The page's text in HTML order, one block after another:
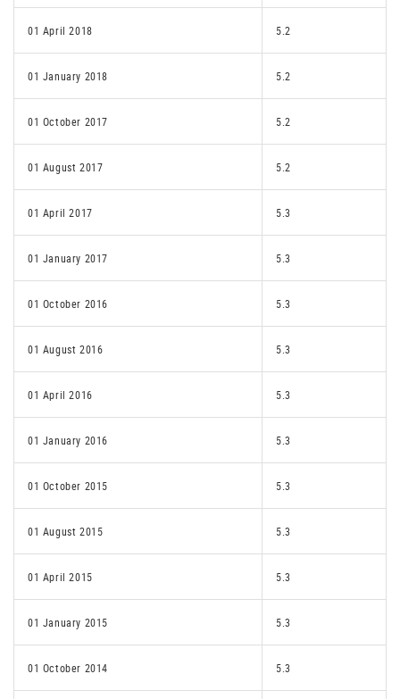
01 April 2018 5.2
01 January 2018 5.2
01 October 2017 5.2
01 August 2017 5.2
01 April 2017 5.3
01 January 2017 5.3
01 October 2016 5.3
01 August 2016 5.3
01 April 2016 5.3
01 January 2016 5.3
01 October 2015 5.3
01 August 2015 5.3
01 April 2015 5.3
01 January 2015 5.3
01 October 2014 5.3